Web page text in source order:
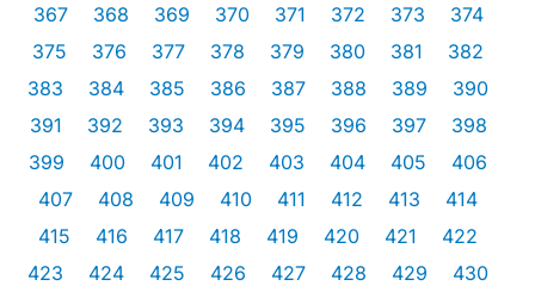
367
368 369 370 371 372 373
374
375
376 377 378 379 380 381
382
383
384 385 386 387 388 389
390
391
392 393 394 395 396 397
398
399
400 401 402 403 404 405
406
407
408 409 410 411 412 413
414
415
416 417 418 419 420 421
422
423
424 425 426 427 428 429
430